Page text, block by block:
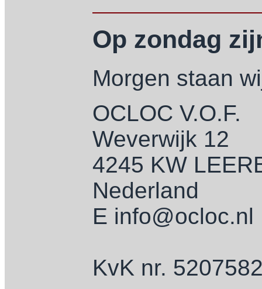
Op zondag
Morgen staan
OCLOC V.O.F.
Weverwijk 12
4245 KW
Nederland
E info@ocloc.nl
KvK nr.